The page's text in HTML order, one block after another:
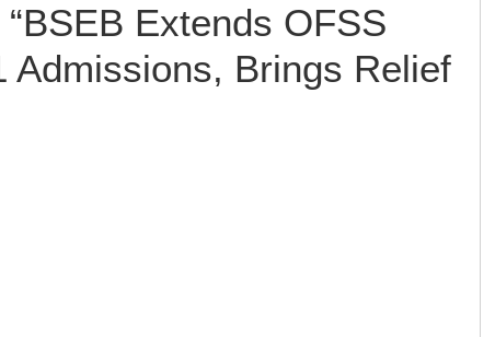
“BSEB Extends OFSS
Admissions, Brings Relief